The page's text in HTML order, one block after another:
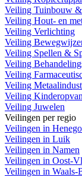
Veiling Tuinbouw
Veiling Hout- en
Veiling Verlichting
Veiling
Veiling Spellen &
Veiling
Veiling
Veiling
Veiling
Veiling Juwelen
Veilingen per regio
Veilingen in
Veilingen in Luik
Veilingen in Namen
Veilingen in Oost-
Veilingen in Waals-